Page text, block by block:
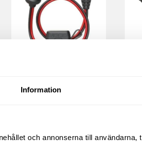
Information
och annonserna till användarna,